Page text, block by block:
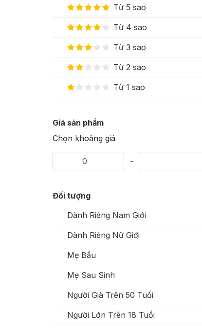
Từ 5 sao
Từ 4 sao
Từ 3 sao
Từ 2 sao
Từ 1 sao
Giá sản phẩm
Chọn khoảng giá
-
Đối tượng
Dành Riêng Nam Giới
Dành Riêng Nữ Giới
Mẹ Bầu
Mẹ Sau Sinh
Người Già Trên 50 Tuổi
Người Lớn Trên 18 Tuổi